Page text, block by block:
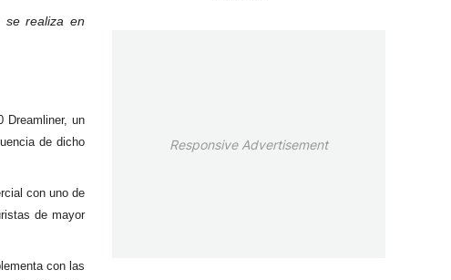
se realiza en
Dreamliner, un
de dicho
con uno de
de mayor
con las
Responsive Advertisement